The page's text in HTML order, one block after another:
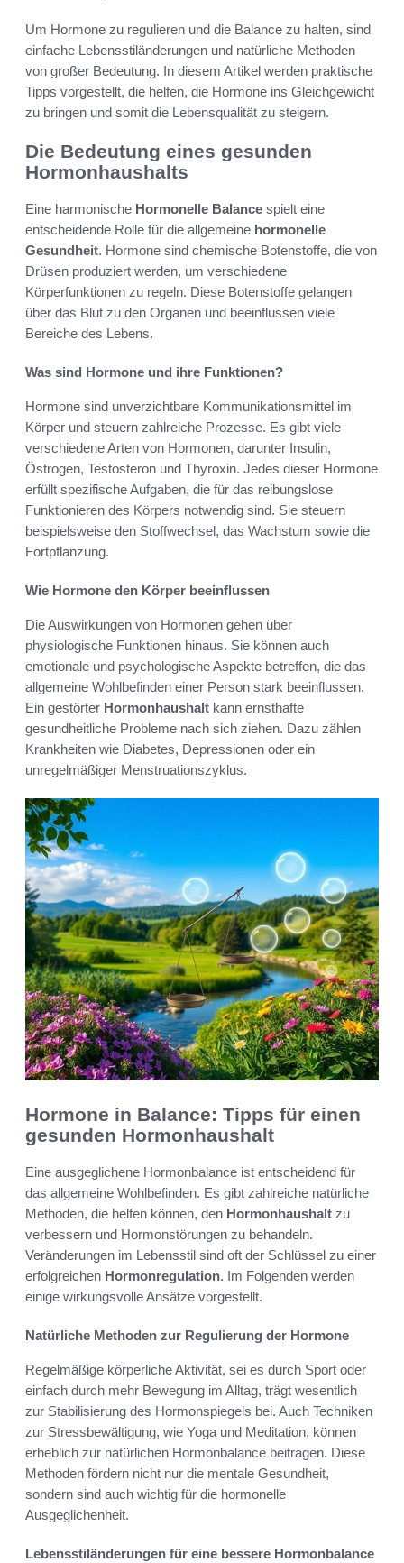
Um Hormone zu regulieren und die Balance zu halten, sind
einfache Lebensstiländerungen und natürliche Methoden
von großer Bedeutung. In diesem Artikel werden praktische
Tipps vorgestellt, die helfen, die Hormone ins Gleichgewicht
zu bringen und somit die Lebensqualität zu steigern.
Die Bedeutung eines gesunden
Hormonhaushalts
Eine harmonische Hormonelle Balance spielt eine
entscheidende Rolle für die allgemeine hormonelle
Gesundheit. Hormone sind chemische Botenstoffe, die von
Drüsen produziert werden, um verschiedene
Körperfunktionen zu regeln. Diese Botenstoffe gelangen
über das Blut zu den Organen und beeinflussen viele
Bereiche des Lebens.
Was sind Hormone und ihre Funktionen?
Hormone sind unverzichtbare Kommunikationsmittel im
Körper und steuern zahlreiche Prozesse. Es gibt viele
verschiedene Arten von Hormonen, darunter Insulin,
Östrogen, Testosteron und Thyroxin. Jedes dieser Hormone
erfüllt spezifische Aufgaben, die für das reibungslose
Funktionieren des Körpers notwendig sind. Sie steuern
beispielsweise den Stoffwechsel, das Wachstum sowie die
Fortpflanzung.
Wie Hormone den Körper beeinflussen
Die Auswirkungen von Hormonen gehen über
physiologische Funktionen hinaus. Sie können auch
emotionale und psychologische Aspekte betreffen, die das
allgemeine Wohlbefinden einer Person stark beeinflussen.
Ein gestörter Hormonhaushalt kann ernsthafte
gesundheitliche Probleme nach sich ziehen. Dazu zählen
Krankheiten wie Diabetes, Depressionen oder ein
unregelmäßiger Menstruationszyklus.
Hormone in Balance: Tipps für einen
gesunden Hormonhaushalt
Eine ausgeglichene Hormonbalance ist entscheidend für
das allgemeine Wohlbefinden. Es gibt zahlreiche natürliche
Methoden, die helfen können, den Hormonhaushalt zu
verbessern und Hormonstörungen zu behandeln.
Veränderungen im Lebensstil sind oft der Schlüssel zu einer
erfolgreichen Hormonregulation. Im Folgenden werden
einige wirkungsvolle Ansätze vorgestellt.
Natürliche Methoden zur Regulierung der Hormone
Regelmäßige körperliche Aktivität, sei es durch Sport oder
einfach durch mehr Bewegung im Alltag, trägt wesentlich
zur Stabilisierung des Hormonspiegels bei. Auch Techniken
zur Stressbewältigung, wie Yoga und Meditation, können
erheblich zur natürlichen Hormonbalance beitragen. Diese
Methoden fördern nicht nur die mentale Gesundheit,
sondern sind auch wichtig für die hormonelle
Ausgeglichenheit.
Lebensstiländerungen für eine bessere Hormonbalance